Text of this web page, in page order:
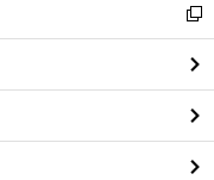
閉
る
新
し
い
ウ
ィ
ン
ド